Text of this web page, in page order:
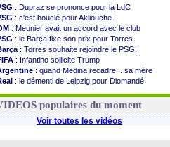
: Dupraz se prononce pour la LdC
: c'est bouclé pour Akliouche !
: Meunier avait un accord avec le club
: le Barça fixe son prix pour Torres
: Torres souhaite rejoindre le PSG !
: Infantino sollicite Trump
: quand Medina recadre... sa mère
: le démenti de Leipzig pour Diomandé
: le conseiller d'Infantino démissionne !
populaires du moment
Voir toutes les vidéos